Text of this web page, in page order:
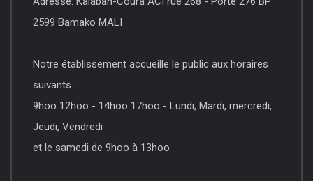
2599 Bamako MALI
Notre établissement accueille le public aux horaires
suivants :
9hoo 12hoo - 14hoo 17hoo - Lundi, Mardi, mercredi,
Jeudi, Vendredi
et le samedi de 9hoo à 13hoo